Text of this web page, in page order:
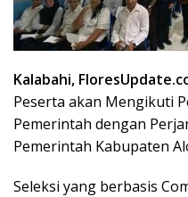
Kalabahi,
Peserta akan Mengikuti
Pemerintah dengan
Pemerintah Kabupaten
Seleksi yang berbasis